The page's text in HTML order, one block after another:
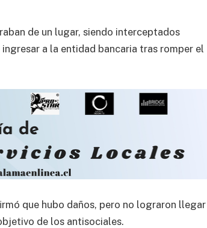
de un lugar, siendo interceptados
a la entidad bancaria tras romper el
que hubo daños, pero no lograron llegar
de los antisociales.